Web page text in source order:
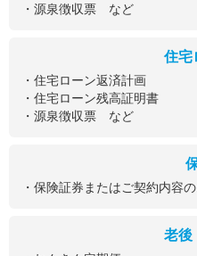
・源泉徴収票 など
住宅
・住宅ローン返済計画
・住宅ローン残高証明書
・源泉徴収票 など
・保険証券またはご契約内容
老後